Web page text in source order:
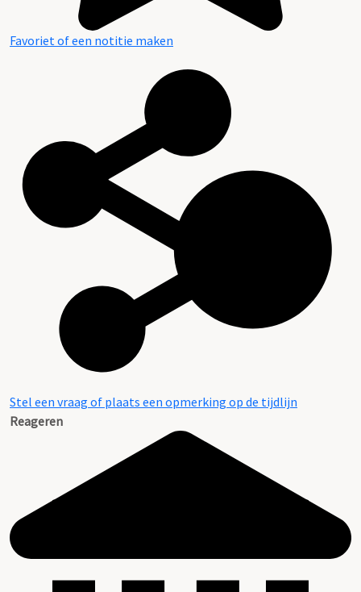
Archieven en Literatuur
Inventaris
Favoriet of een notitie maken
Stel een vraag of plaats een opmerking op de tijdlijn
Reageren